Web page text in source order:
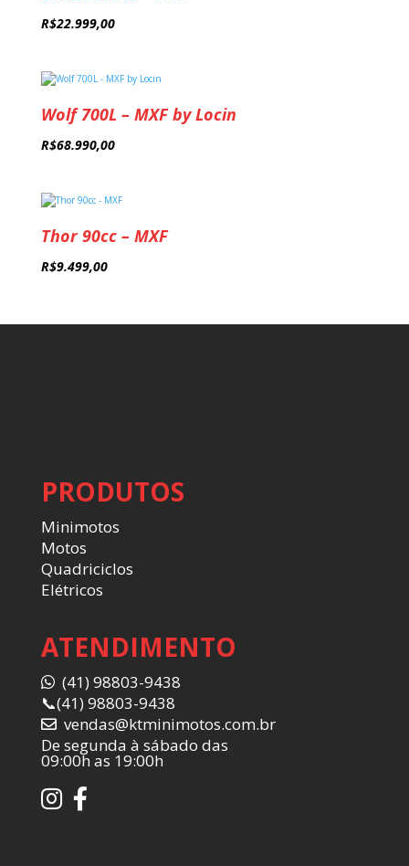
R$22.999,00
Wolf 700L – MXF by Locin
R$68.990,00
Thor 90cc – MXF
R$9.499,00
PRODUTOS
Minimotos
Motos
Quadriciclos
Elétricos
ATENDIMENTO
(41) 98803-9438
📞(41) 98803-9438
vendas@ktminimotos.com.br
De segunda à sábado das
09:00h as 19:00h